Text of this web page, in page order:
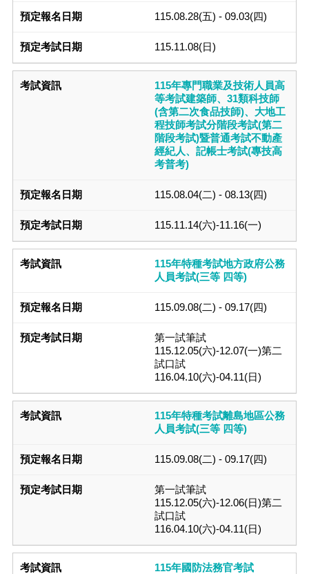
115.08.28(五) - 09.03(四)
115.11.08(日)
115年專門職業及技術人員高
等考試建築師、31類科技師
(含第二次食品技師)、大地工
程技師考試分階段考試(第二
階段考試)暨普通考試不動產
經紀人、記帳士考試(專技高
考普考)
115.08.04(二) - 08.13(四)
115.11.14(六)-11.16(一)
115年特種考試地方政府公務
人員考試(三等 四等)
115.09.08(二) - 09.17(四)
第一試筆試
115.12.05(六)-12.07(一)第二
試口試
116.04.10(六)-04.11(日)
115年特種考試離島地區公務
人員考試(三等 四等)
115.09.08(二) - 09.17(四)
第一試筆試
115.12.05(六)-12.06(日)第二
試口試
116.04.10(六)-04.11(日)
115年國防法務官考試